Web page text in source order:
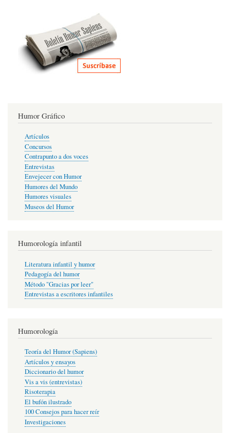
Humor Gráfico
Artículos
Concursos
Contrapunto a dos voces
Entrevistas
Envejecer con Humor
Humores del Mundo
Humores visuales
Museos del Humor
Humorología infantil
Literatura infantil y humor
Pedagogía del humor
Método "Gracias por leer"
Entrevistas a escritores infantiles
Humorología
Teoría del Humor (Sapiens)
Artículos y ensayos
Diccionario del humor
Vis a vis (entrevistas)
Risoterapia
El bufón ilustrado
100 Consejos para hacer reír
Investigaciones